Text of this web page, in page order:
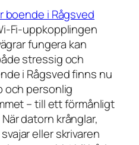
boende i Rågsved
Fi-uppkopplingen
fungera kan
stressig och
i Rågsved finns nu
och personlig
– till ett förmånligt
datorn krånglar,
eller skrivaren